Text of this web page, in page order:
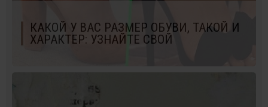
КАКОЙ У ВАС РАЗМЕР ОБУВИ, ТАКОЙ И
ХАРАКТЕР: УЗНАЙТЕ СВОЙ